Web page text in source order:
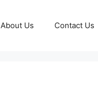
About Us Contact Us